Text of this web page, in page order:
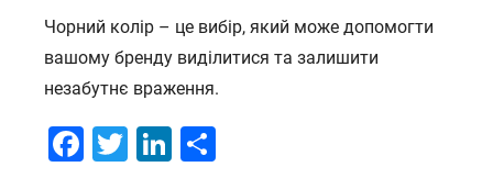
Чорний колір – це вибір, який може допомогти
вашому бренду виділитися та залишити
незабутнє враження.
Facebook
TwitterLinkedIn